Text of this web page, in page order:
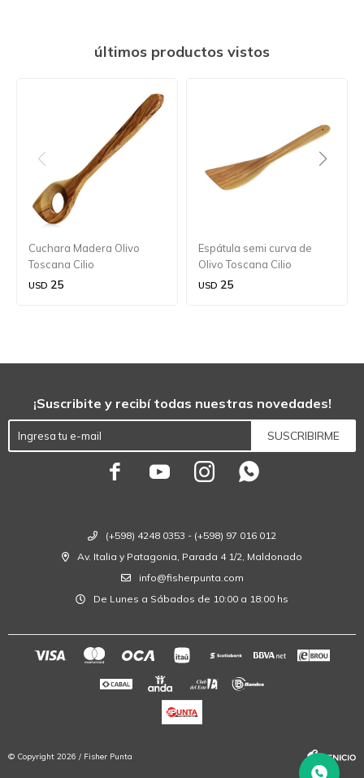
últimos productos vistos
Cuchara Madera Olivo
Toscana Cilio
USD 25
Espátula semi curva de
Olivo Toscana Cilio
USD 25
(+598) 4248 0353 - (+598) 97 016 012
Av. Italia y Patagonia, Parada 4 1/2, Maldonado
info@fisherpunta.com
De Lunes a Sábados de 10:00 a 18:00 hs
¡Suscribite y recibí todas nuestras novedades!
SUSCRIBIRME
   
© Copyright 2026 / Fisher Punta